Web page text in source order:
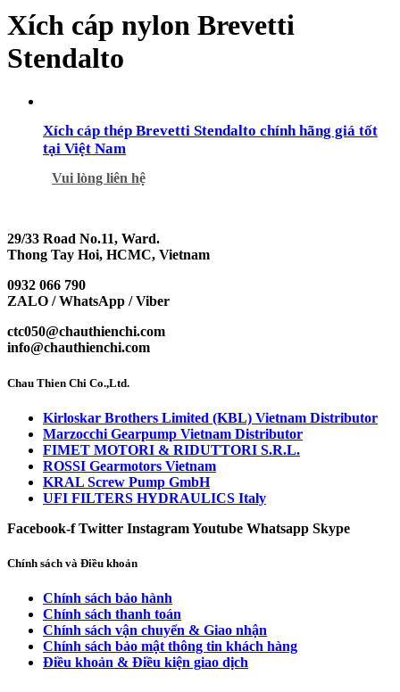
Xích cáp nylon Brevetti
Stendalto
Xích cáp thép Brevetti Stendalto chính hãng giá tốt
tại Việt Nam
Vui lòng liên hệ
29/33 Road No.11, Ward.
Thong Tay Hoi, HCMC, Vietnam
0932 066 790
ZALO / WhatsApp / Viber
ctc050@chauthienchi.com
info@chauthienchi.com
Chau Thien Chi Co.,Ltd.
Kirloskar Brothers Limited (KBL) Vietnam Distributor
Marzocchi Gearpump Vietnam Distributor
FIMET MOTORI & RIDUTTORI S.R.L.
ROSSI Gearmotors Vietnam
KRAL Screw Pump GmbH
UFI FILTERS HYDRAULICS Italy
Facebook-f Twitter InstagramYoutube Whatsapp Skype
Chính sách và Điều khoản
Chính sách bảo hành
Chính sách thanh toán
Chính sách vận chuyển & Giao nhận
Chính sách bảo mật thông tin khách hàng
Điều khoản & Điều kiện giao dịch